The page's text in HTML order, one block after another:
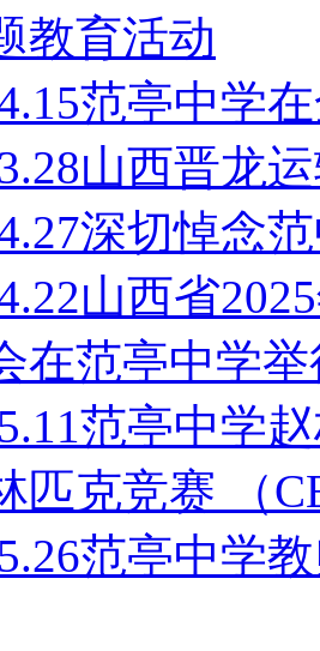
教育活动
范亭中学
山西晋龙
深切悼念
山西省
在范亭中学举
范亭中学
匹克竞赛 （
范亭中学